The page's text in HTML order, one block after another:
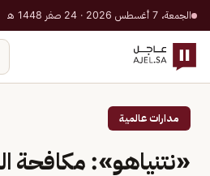
الجمعة، 7 أغسطس 2026 · 24 صفر 1448 هـ
مدارات عالمية
«نتنياهو»: مكافحة